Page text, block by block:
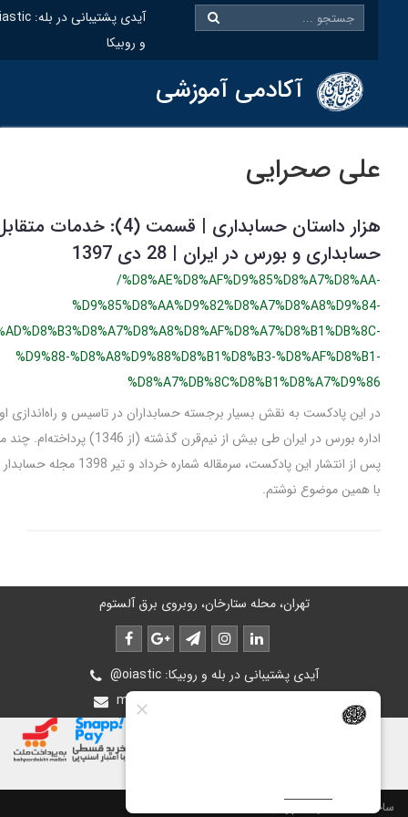
@oiastic :آیدی پشتیبانی در بله
و روبیکا
آکادمی آموزشی
صحرایی
هزار داستان حسابداری | قسمت (4): خدمات متقابل
و بورس در ایران | 28 دی 1397
/
%D9%88-%D8%A8%D9%88%D8%B1%D8%B3-
این پادکست به نقش بسیار برجسته حسابداران در تاسیس و راه‌اندازی اولیه و
اداره بورس در ایران طی بیش از نیم‌قرن گذشته (از 1346) پرداخته‌ام. چند ماه
پس از انتشار این پادکست، سرمقاله شماره خرداد و تیر 1398 مجله حسابدار را هم
همین موضوع نوشتم.
تهران، محله ستارخان، روبروی برق آلستوم
@oiastic :آیدی پشتیبانی در بله و روبیکا
mohsen.ghasemee.g@gmail.com
سایت توسط